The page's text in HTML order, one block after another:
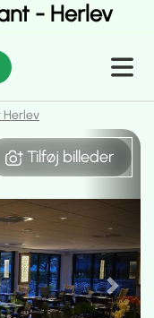
- Herlev
Herlev
Tilføj billeder
Tilføj billeder
Next